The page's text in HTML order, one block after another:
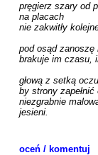
pręgierz szary od
na placach
nie zakwitły
pod osąd zanoszę
brakuje im czasu,
głową z setką
by strony
niezgrabnie
jesieni.
oceń / komentuj